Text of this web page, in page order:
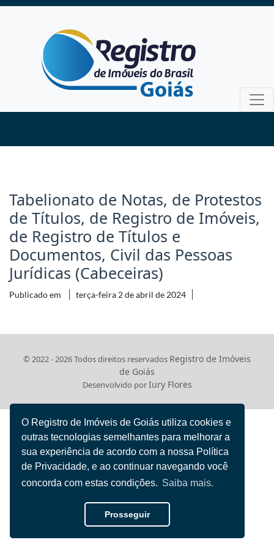
O Registro de Imóveis de Goiás utiliza cookies e
outras tecnologias semelhantes para melhorar a
sua experiência de acordo com a nossa Política
de Privacidade, e ao continuar navegando você
concorda com estas condições. Saiba mais.
Prosseguir
Tabelionato de Notas, de Protestos
de Títulos, de Registro de Imóveis,
de Registro de Títulos e
Documentos, Civil das Pessoas
Jurídicas (Cabeceiras)
Publicado em terça-feira 2 de abril de 2024
© 2022 - 2026 Todos direitos reservados Registro de Imóveis
de Goiás
Desenvolvido porIury Flores